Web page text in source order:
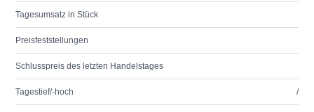
Tagesumsatz in Stück
Preisfeststellungen
Schlusspreis des letzten Handelstages
Tagestief/-hoch /